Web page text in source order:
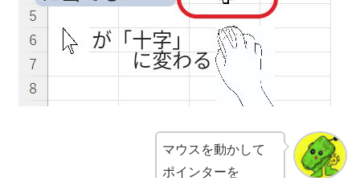
マウスを動かして
ポインターを